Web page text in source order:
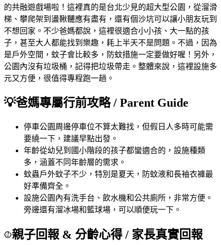
的共融遊戲場啦！這裡真的是台北少見的超大型公園，從溜滑
梯、攀爬架到盪鞦韆應有盡有，還有個沙坑可以讓小朋友玩到
不想回家。不少爸媽都說，這裡很適合小小孩、大一點的孩
子，甚至大人都能找到樂趣，耗上半天不是問題。不過，因為
是戶外空間，蚊子會比較多，防蚊措施一定要做好喔！另外，
公園內沒有垃圾桶，記得把垃圾帶走。整體來說，這裡設施多
元又方便，很值得專程跑一趟。
💡爸媽專屬行前攻略 / Parent Guide
停車公園周邊停車位不算太難找，但假日人多時可能需
要繞一下，建議早點出發。
年齡從幼兒到國小階段的孩子都蠻適合的，設施種類
多，涵蓋不同年齡層的需求。
蚊蟲戶外蚊子不少，特別是夏天，防蚊液和長袖衣褲最
好準備齊全。
設施公園內有洗手台、飲水機和公共廁所，非常方便。
旁邊還有溜冰場和籃球場，可以順便玩一下。
親子回報 & 分齡心得 / 家長真實回報